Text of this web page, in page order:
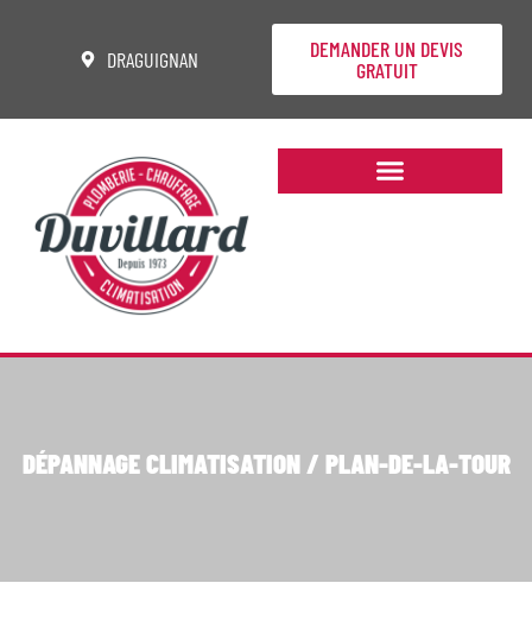
DRAGUIGNAN
DEMANDER UN DEVIS
GRATUIT
DÉPANNAGE CLIMATISATION / PLAN-DE-LA-TOUR